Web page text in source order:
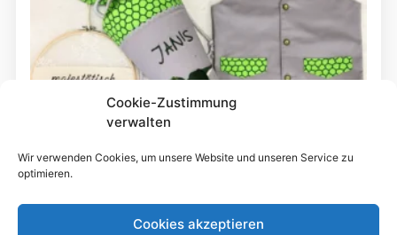
Cookie-Zustimmung
verwalten
Wir verwenden Cookies, um unsere Website und unseren Service zu
optimieren.
Cookies akzeptieren